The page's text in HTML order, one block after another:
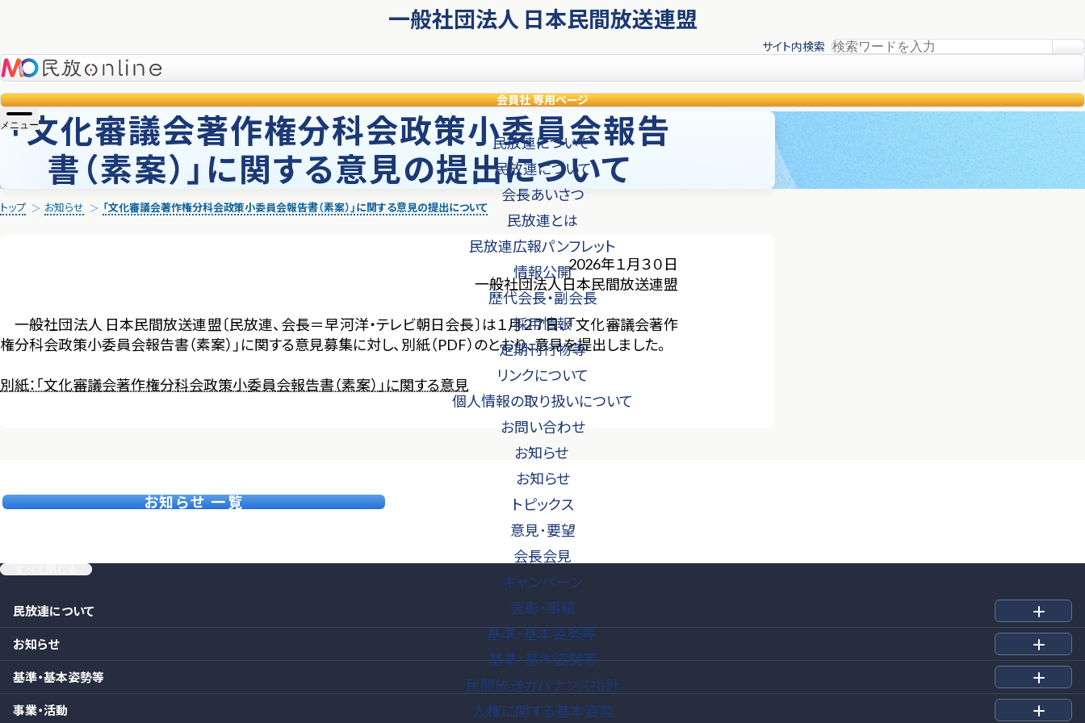
一般社団法人 日本民間放送連盟
サイト内検索
会員社専用ページ
メニュー
民放連について
民放連について
会長あいさつ
民放連とは
民放連広報パンフレット
情報公開
歴代会長・副会長
採用情報
定期刊行物等
リンクについて
個人情報の取り扱いについて
お問い合わせ
お知らせ
お知らせ
トピックス
意見･要望
会長会見
キャンペーン
表彰･事績
基準･基本姿勢等
基準･基本姿勢等
民間放送ガバナンス指針
人権に関する基本姿勢
「文化審議会著作権分科会政策小委員会報告
書（素案）」に関する意見の提出について
トップ お知らせ 「文化審議会著作権分科会政策小委員会報告書（素案）」に関する意見の提出について
2026年１月３０日
一般社団法人日本民間放送連盟
一般社団法人 日本民間放送連盟〔民放連、会長＝早河洋・テレビ朝日会長〕は１月２７日、「文化審議会著作
権分科会政策小委員会報告書（素案）」に関する意見募集に対し、別紙（PDF）のとおり、意見を提出しました。
別紙：「文化審議会著作権分科会政策小委員会報告書（素案）」に関する意見
お知らせ 一覧
民放連について
お知らせ
基準・基本姿勢等
事業・活動